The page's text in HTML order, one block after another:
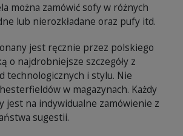
można zamówić sofy w różnych
lub nierozkładane oraz pufy itd.
jest ręcznie przez polskiego
o najdrobniejsze szczegóły z
technologicznych i stylu. Nie
w magazynach. Każdy
jest na indywidualne zamówienie z
sugestii.